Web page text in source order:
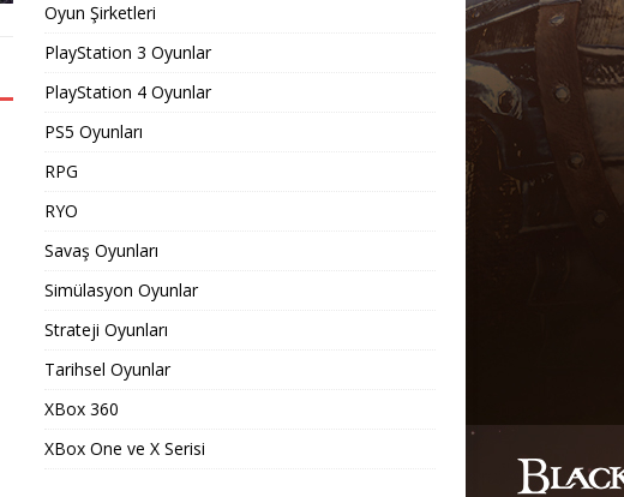
Oyun Şirketleri
PlayStation 3 Oyunlar
PlayStation 4 Oyunlar
PS5 Oyunları
RPG
RYO
Savaş Oyunları
Simülasyon Oyunlar
Strateji Oyunları
Tarihsel Oyunlar
XBox 360
XBox One ve X Serisi